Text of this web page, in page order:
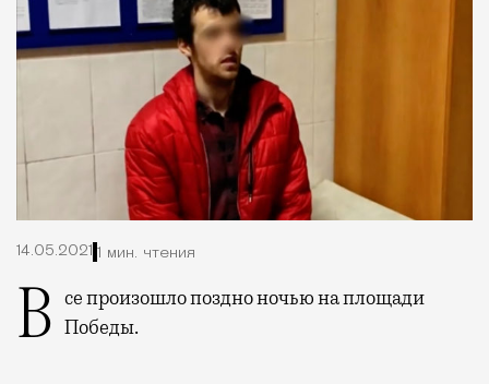
14.05.2021 1 мин. чтения
Все произошло поздно ночью на площади Победы.